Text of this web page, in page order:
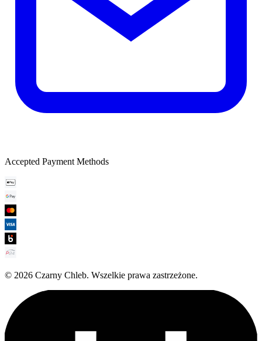
Accepted Payment Methods
© 2026 Czarny Chleb. Wszelkie prawa zastrzeżone.